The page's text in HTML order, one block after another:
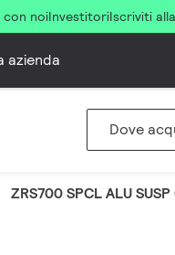
con noiInvestitoriIscriviti
azienda
Dove
ZRS700 SPCL ALU SUSP